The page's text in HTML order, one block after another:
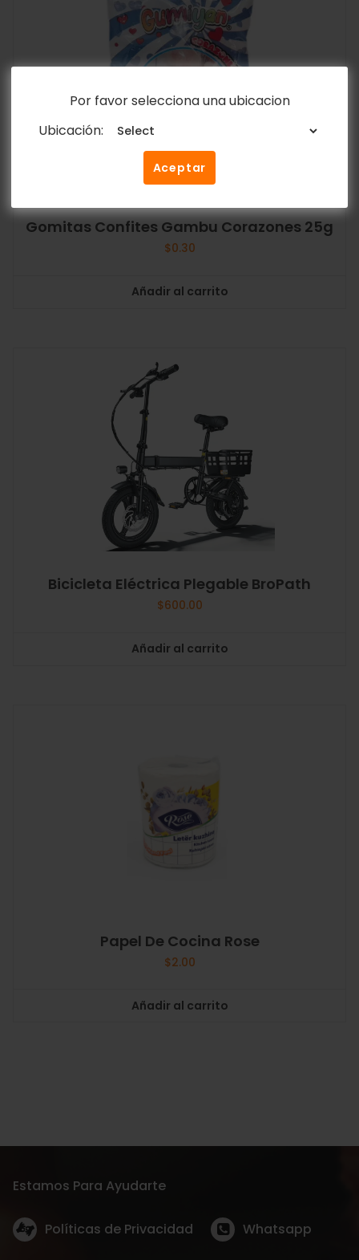
Por favor selecciona una ubicacion
Ubicación:
Aceptar
Gomitas Confites Gambu Corazones 25g
$0.30
Añadir al carrito
Bicicleta Eléctrica Plegable BroPath
$600.00
Añadir al carrito
Papel De Cocina Rose
$2.00
Añadir al carrito
Estamos Para Ayudarte
Políticas de Privacidad Whatsapp